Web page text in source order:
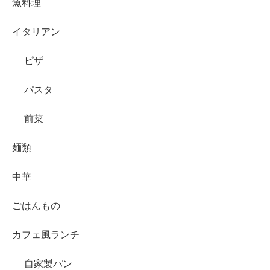
魚料理
イタリアン
ピザ
パスタ
前菜
麺類
中華
ごはんもの
カフェ風ランチ
自家製パン